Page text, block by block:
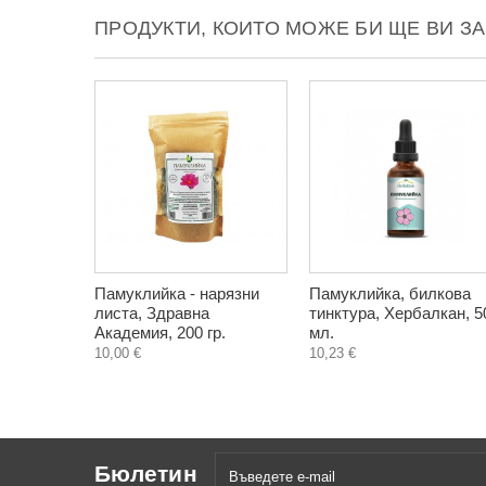
ПРОДУКТИ, КОИТО МОЖЕ БИ ЩЕ ВИ
Памуклийка - нарязни
листа, Здравна
Академия, 200 гр.
10,00 €
Памуклийка, билкова
тинктура, Хербалкан,
мл.
10,23 €
Бюлетин